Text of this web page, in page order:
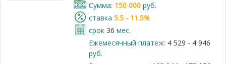
Cумма: 150 000руб.
cтавка 5.5 - 11.5%
срок 36 мес.
Ежемесячный платеж: 4 529 - 4 946
руб.